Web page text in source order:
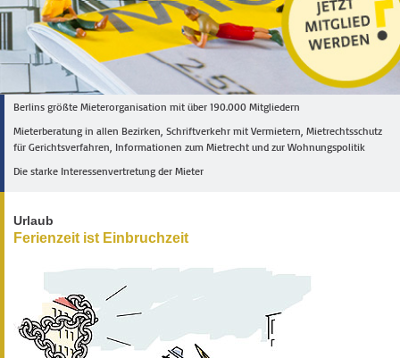
Berlins größte Mieterorganisation mit über 190.000 Mitgliedern
Mieterberatung in allen Bezirken, Schriftverkehr mit Vermietern, Mietrechtsschutz
für Gerichtsverfahren, Informationen zum Mietrecht und zur Wohnungspolitik
Die starke Interessenvertretung der Mieter
Urlaub
Ferienzeit ist Einbruchzeit